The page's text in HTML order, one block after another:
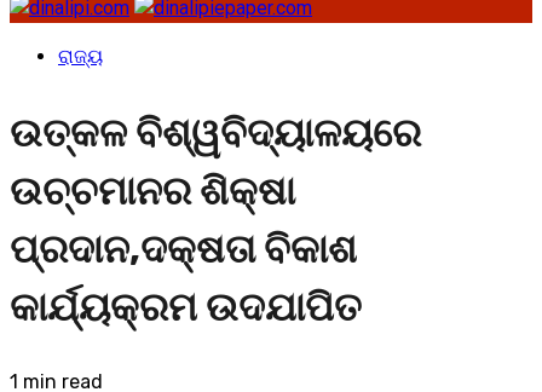
ରାଜ୍ୟ
ଉତ୍କଳ ବିଶ୍ୱବିଦ୍ୟାଳୟରେ
ଉଚ୍ଚମାନର ଶିକ୍ଷା
ପ୍ରଦାନ,ଦକ୍ଷତା ବିକାଶ
କାର୍ଯ୍ୟକ୍ରମ ଉଦଯାପିତ
1 min read